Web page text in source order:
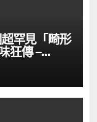
罕見「畸形
狂傳 –